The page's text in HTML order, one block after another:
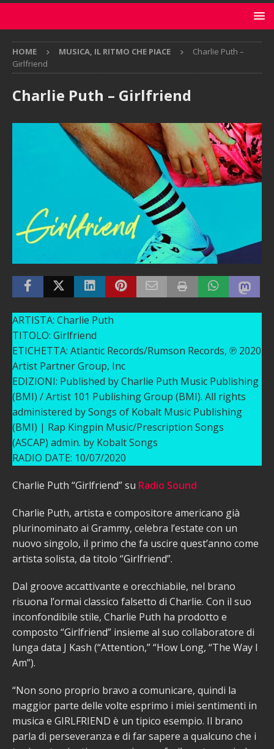
HOME MUSICA, IL RITMO CHE PIACE
Charlie Puth –
Girlfriend
Charlie Puth – Girlfriend
ARTISTA: Charlie Puth
TITOLO: Girlfriend
ETICHETTA: Atlantic Records/Rumson Records, ℗ 2020
Artist Partner Group, Inc
EDIZIONI: Published by Charlie Puth Music Publishing
(BMI) / Artist 101 Publishing Group (BMI). All rights
administered by Songs of Kobalt Music Publishing
(BMI) | Rap Kingpin Music/Prescription Songs
(ASCAP) admin. by Kobalt Songs
RADIO DATE: 10/07/2020
Charlie Puth “Girlfriend” su Radio Sound
Charlie Puth, artista e compositore americano già
plurinominato ai Grammy, celebra l’estate con un
nuovo singolo, il primo che fa uscire quest’anno come
artista solista, da titolo “Girlfriend”.
Dal groove accattivante e orecchiabile, nel brano
risuona l’ormai classico falsetto di Charlie. Con il suo
inconfondibile stile, Charlie Puth ha prodotto e
composto “Girlfriend” insieme al suo collaboratore di
lunga data J Kash (“Attention,” “How Long, “The Way I
Am”).
“Non sono proprio bravo a comunicare, quindi la
maggior parte delle volte esprimo i miei sentimenti in
musica e GIRLFRIEND è un tipico esempio. Il brano
parla di perseveranza e di far sapere a qualcuno che i